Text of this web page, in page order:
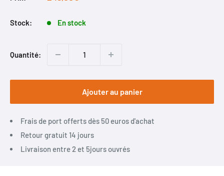
Stock: En stock
Quantité:
Ajouter au panier
Frais de port offerts dès 50 euros d'achat
Retour gratuit 14 jours
Livraison entre 2 et 5jours ouvrés